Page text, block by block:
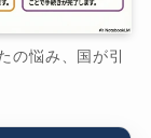
の悩み、国が引